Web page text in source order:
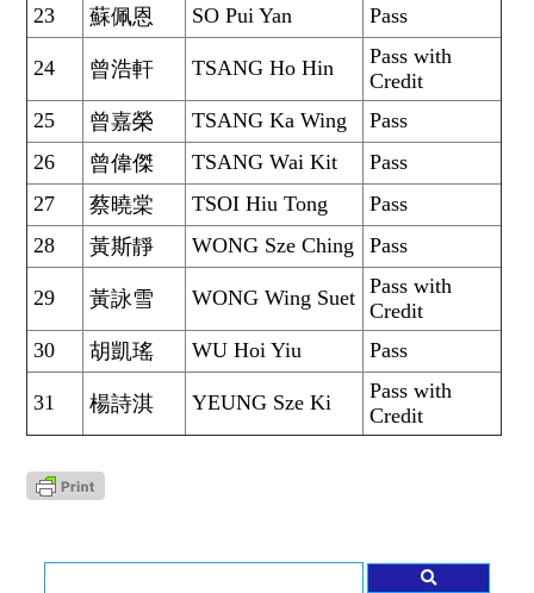
23
蘇佩恩 SO Pui Yan Pass
24 曾浩軒 TSANG Ho Hin
Pass with
Credit
25
曾嘉榮 TSANG Ka Wing
Pass
26
曾偉傑 TSANG Wai Kit
Pass
27
蔡曉棠 TSOI Hiu Tong
Pass
28
黃斯靜 WONG Sze Ching Pass
29 黃詠雪 WONG Wing Suet Pass with
Credit
30
胡凱瑤 WU Hoi Yiu Pass
31 楊詩淇 YEUNG Sze Ki
Pass with
Credit